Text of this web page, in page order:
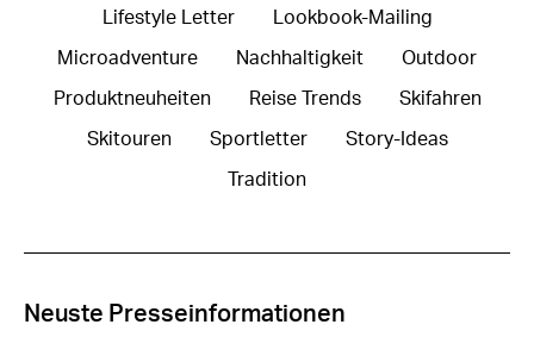
Lifestyle Letter Lookbook-Mailing
Microadventure Nachhaltigkeit Outdoor
Produktneuheiten Reise Trends Skifahren
Skitouren Sportletter Story-Ideas
Tradition
Neuste Presseinformationen